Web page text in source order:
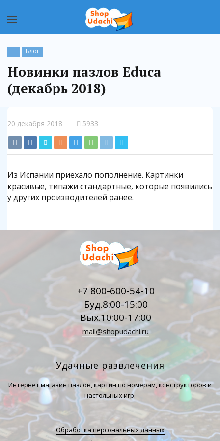
Блог
Новинки пазлов Educa
(декабрь 2018)
20 декабря 2018 5933
Из Испании приехало пополнение. Картинки
красивые, типажи стандартные, которые появились
у других производителей ранее.
+7 800-600-54-10
Буд.8:00-15:00
Вых.10:00-17:00
mail@shopudachi.ru
Удачные развлечения
Интернет магазин пазлов, картин по номерам, конструкторов и
настольных игр.
Обработка персональных данных